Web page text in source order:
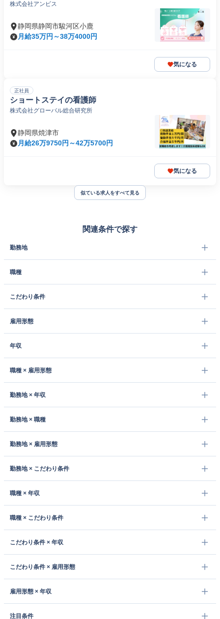
株式会社アンビス
静岡県静岡市駿河区小鹿
月給35万円～38万4000円
気になる
正社員
ショートステイの看護師
株式会社グローバル総合研究所
静岡県焼津市
月給26万9750円～42万5700円
気になる
似ている求人をすべて見る
関連条件で探す
勤務地
職種
こだわり条件
雇用形態
年収
職種 × 雇用形態
勤務地 × 年収
勤務地 × 職種
勤務地 × 雇用形態
勤務地 × こだわり条件
職種 × 年収
職種 × こだわり条件
こだわり条件 × 年収
こだわり条件 × 雇用形態
雇用形態 × 年収
注目条件